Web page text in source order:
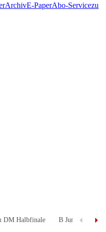
ArchivE-PaperAbo-Servicezu
DM Halbfinale B Junioren DM